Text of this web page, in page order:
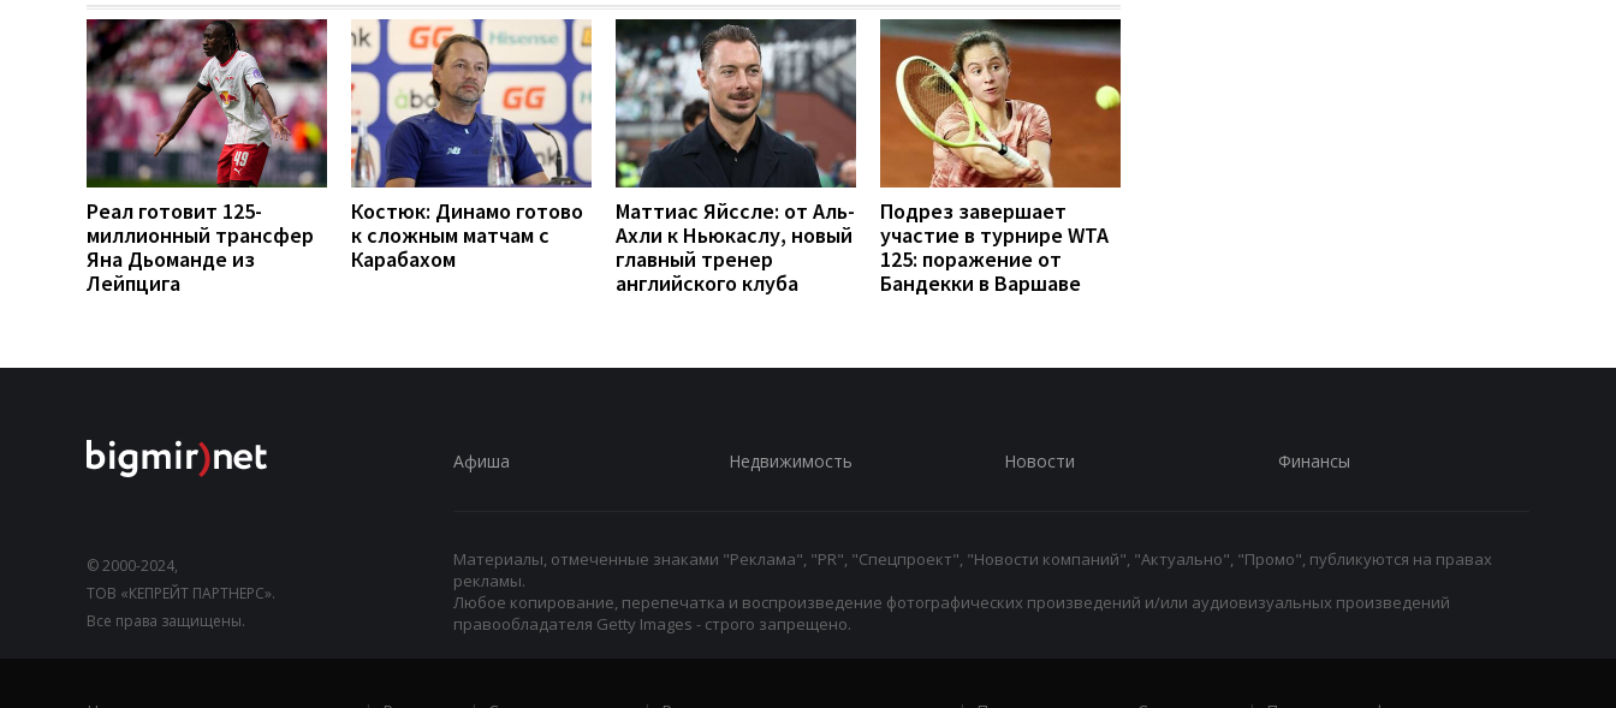
Реал готовит 125-
миллионный трансфер
Яна Дьоманде из
Лейпцига
Костюк: Динамо готово
к сложным матчам с
Карабахом
Маттиас Яйссле: от Аль-
Ахли к Ньюкаслу, новый
главный тренер
английского клуба
Подрез завершает
участие в турнире WTA
125: поражение от
Бандекки в Варшаве
© 2000-2024,
ТОВ «КЕПРЕЙТ ПАРТНЕРС».
Все права защищены.
Афиша Недвижимость Новости Финансы
Материалы, отмеченные знаками "Реклама", "PR", "Спецпроект", "Новости компаний", "Актуально", "Промо", публикуются на правах
рекламы.
Любое копирование, перепечатка и воспроизведение фотографических произведений и/или аудиовизуальных произведений
правообладателя Getty Images - строго запрещено.